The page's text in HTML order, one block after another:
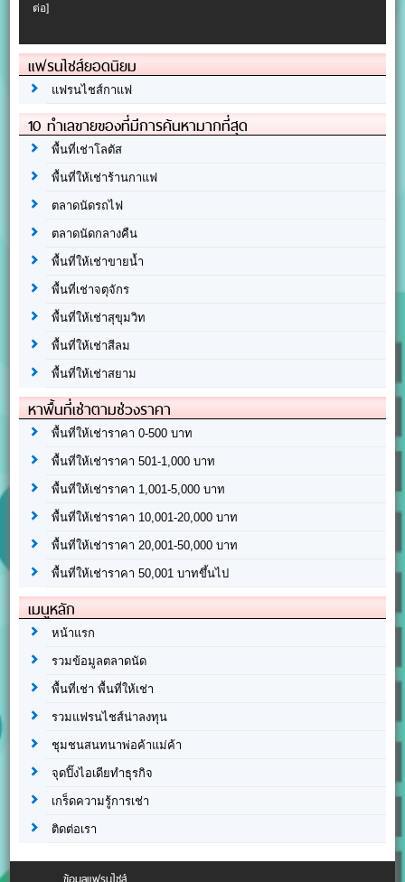
ต่อ]
แฟรนไชส์ยอดนิยม
แฟรนไชส์กาแฟ
10 ทำเลขายของที่มีการค้นหามากที่สุด
พื้นที่เช่าโลตัส
พื้นที่ให้เช่าร้านกาแฟ
ตลาดนัดรถไฟ
ตลาดนัดกลางคืน
พื้นที่ให้เช่าขายน้ำ
พื้นที่เช่าจตุจักร
พื้นที่ให้เช่าสุขุมวิท
พื้นที่ให้เช่าสีลม
พื้นที่ให้เช่าสยาม
หาพื้นที่เช่าตามช่วงราคา
พื้นที่ให้เช่าราคา 0-500 บาท
พื้นที่ให้เช่าราคา 501-1,000 บาท
พื้นที่ให้เช่าราคา 1,001-5,000 บาท
พื้นที่ให้เช่าราคา 10,001-20,000 บาท
พื้นที่ให้เช่าราคา 20,001-50,000 บาท
พื้นที่ให้เช่าราคา 50,001 บาทขึ้นไป
เมนูหลัก
หน้าแรก
รวมข้อมูลตลาดนัด
พื้นที่เช่า พื้นที่ให้เช่า
รวมแฟรนไชส์น่าลงทุน
ชุมชนสนทนาพ่อค้าแม่ค้า
จุดปิ๊งไอเดียทำธุรกิจ
เกร็ดความรู้การเช่า
ติดต่อเรา